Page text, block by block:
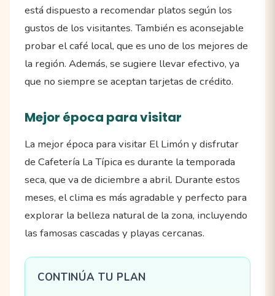
está dispuesto a recomendar platos según los
gustos de los visitantes. También es aconsejable
probar el café local, que es uno de los mejores de
la región. Además, se sugiere llevar efectivo, ya
que no siempre se aceptan tarjetas de crédito.
Mejor época para visitar
La mejor época para visitar El Limón y disfrutar
de Cafetería La Típica es durante la temporada
seca, que va de diciembre a abril. Durante estos
meses, el clima es más agradable y perfecto para
explorar la belleza natural de la zona, incluyendo
las famosas cascadas y playas cercanas.
CONTINÚA TU PLAN